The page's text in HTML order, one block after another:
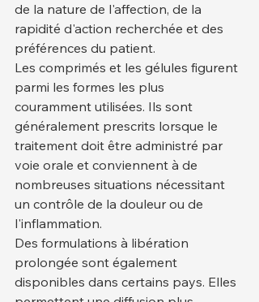
de la nature de l'affection, de la
rapidité d'action recherchée et des
préférences du patient.
Les comprimés et les gélules figurent
parmi les formes les plus
couramment utilisées. Ils sont
généralement prescrits lorsque le
traitement doit être administré par
voie orale et conviennent à de
nombreuses situations nécessitant
un contrôle de la douleur ou de
l'inflammation.
Des formulations à libération
prolongée sont également
disponibles dans certains pays. Elles